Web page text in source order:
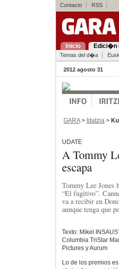
Contacto RSS
Inicio Edici�n
Temas del d�a
2012 agosto 31
GARA> Idatzia >
UDATE
A Tommy
escapa
Tommy Lee Jones
“El fugitivo”.
va a recibir en
aunque tenga que
Texto: Mikel
Columbia TriStar
Pictures y Aurum
Lo de los premios